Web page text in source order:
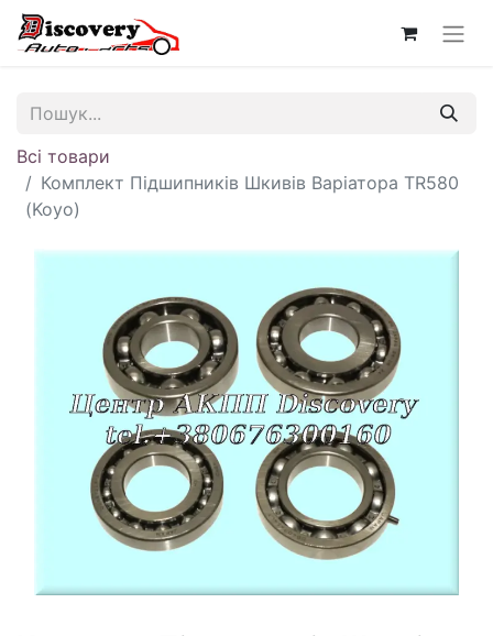
Всі товари
Комплект Підшипників Шкивів Варіатора TR580
(Koyo)